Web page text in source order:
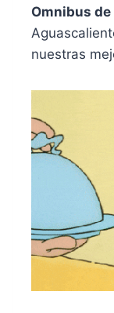
Omnibus de
nuestras